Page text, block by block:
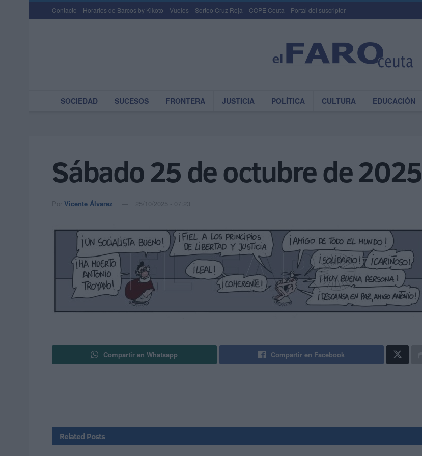
Contacto Horarios de Barcos by Kikoto Vuelos Sorteo Cruz Roja COPE Ceuta Portal del suscriptor
SOCIEDAD SUCESOS FRONTERA JUSTICIA POLÍTICA CULTURA EDUCACIÓN
Sábado 25 de octubre de 2025
Por Vicente Álvarez 25/10/2025 - 07:23
Compartir en Whatsapp Compartir en Facebook
Related Posts